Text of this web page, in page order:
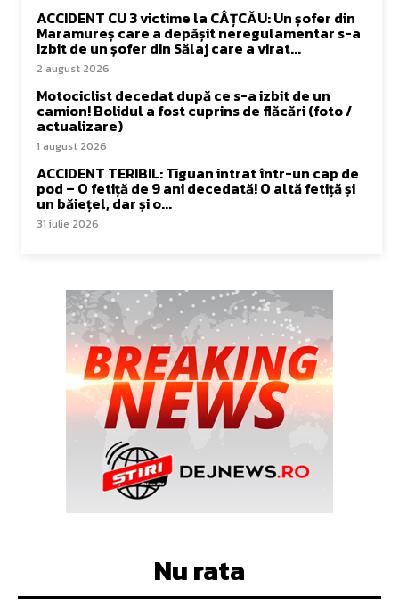
ACCIDENT CU 3 victime la CÂȚCĂU: Un șofer din
Maramureș care a depășit neregulamentar s-a
izbit de un șofer din Sălaj care a virat...
2 august 2026
Motociclist decedat după ce s-a izbit de un
camion! Bolidul a fost cuprins de flăcări (foto /
actualizare)
1 august 2026
ACCIDENT TERIBIL: Tiguan intrat într-un cap de
pod – O fetiță de 9 ani decedată! O altă fetiță și
un băiețel, dar și o...
31 iulie 2026
Nu rata